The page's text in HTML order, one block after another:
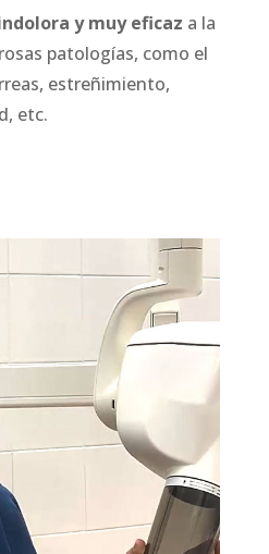
y muy eficaz a la
patologías, como el
estreñimiento,
etc.